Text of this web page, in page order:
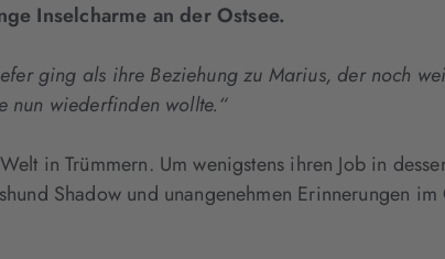
Inselcharme an der Ostsee.
ging als ihre Beziehung zu Marius, der noch
nun wiederfinden wollte.“
in Trümmern. Um wenigstens ihren Job in
Shadow und unangenehmen Erinnerungen